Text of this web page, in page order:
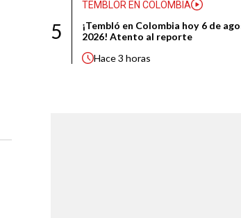
5
TEMBLOR EN COLOMBIA
¡Tembló en Colombia hoy 6 de
2026! Atento al reporte
Hace3 horas